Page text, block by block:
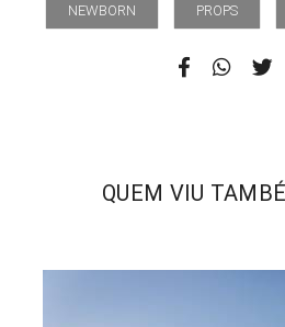
NEWBORN PROPS
QUEM VIU